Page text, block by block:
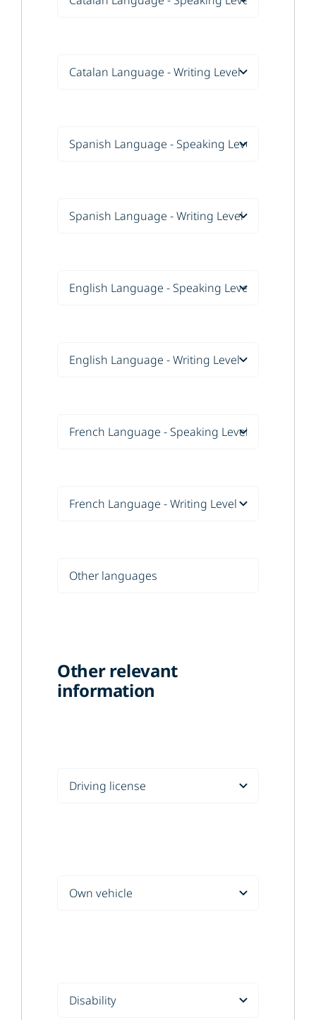
Other relevant
information